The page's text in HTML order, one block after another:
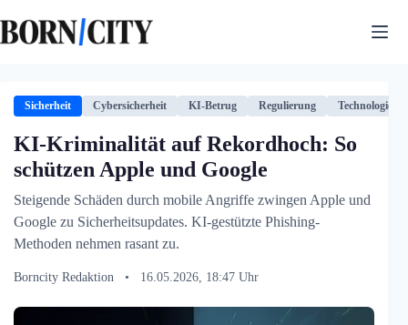
Inhalt
springen
Sicherheit Cybersicherheit KI-Betrug Regulierung Technologie
KI-Kriminalität auf Rekordhoch: So
schützen Apple und Google
Steigende Schäden durch mobile Angriffe zwingen Apple und
Google zu Sicherheitsupdates. KI-gestützte Phishing-
Methoden nehmen rasant zu.
Borncity Redaktion • 16.05.2026, 18:47 Uhr